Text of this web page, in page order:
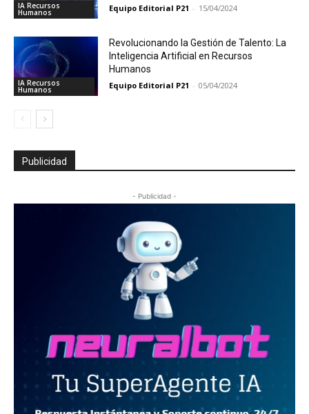
IA Recursos
Humanos Equipo Editorial P21 - 15/04/2024
IA Recursos
Humanos
Revolucionando la Gestión de Talento: La
Inteligencia Artificial en Recursos
Humanos
Equipo Editorial P21 - 05/04/2024
Publicidad
- Publicidad -